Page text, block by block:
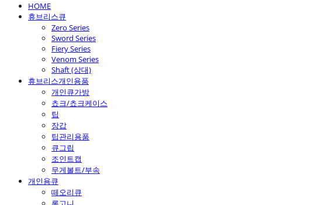
HOME
휴브리스큐
Zero Series
Sword Series
Fiery Series
Venom Series
Shaft (상대)
휴브리스개인용품
개인큐가방
쵸크/쵸크케이스
팁
장갑
팁관리용품
큐그립
조인트캡
무게볼트/부속
개인용큐
떼오리큐